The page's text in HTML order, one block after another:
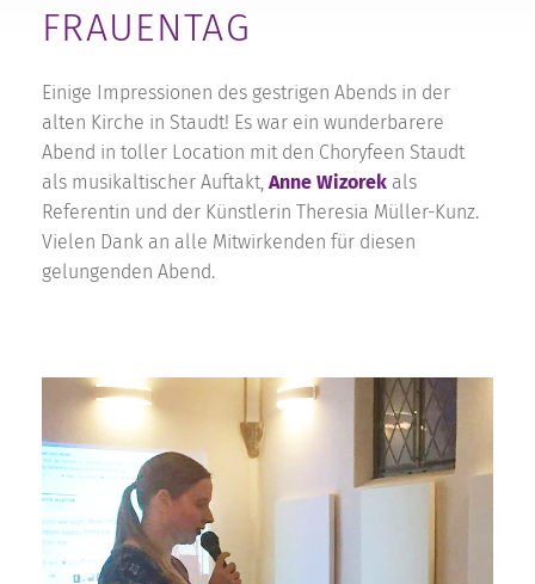
FRAUENTAG
Einige Impressionen des gestrigen Abends in der
alten Kirche in Staudt! Es war ein wunderbarere
Abend in toller Location mit den Choryfeen Staudt
als musikaltischer Auftakt, Anne Wizorek als
Referentin und der Künstlerin Theresia Müller-Kunz.
Vielen Dank an alle Mitwirkenden für diesen
gelungenden Abend.